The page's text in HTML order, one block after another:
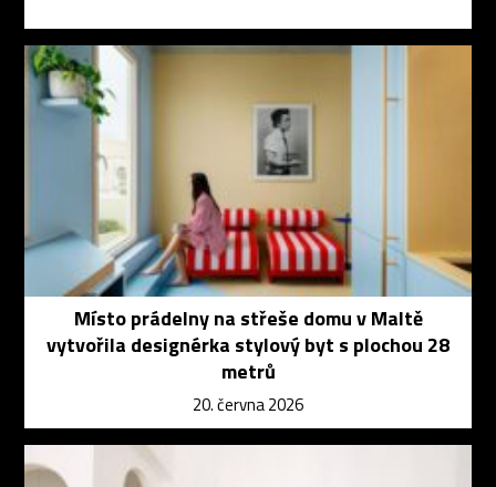
Místo prádelny na střeše domu v Maltě
vytvořila designérka stylový byt s plochou 28
metrů
20. června 2026